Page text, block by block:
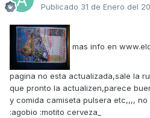
Publicado 31 de Enero del
mas info en
pagina no esta actualizada,sale la
que pronto la actualizen,parece
y comida camiseta pulsera etc,,,,
:agobio :motito cerveza_